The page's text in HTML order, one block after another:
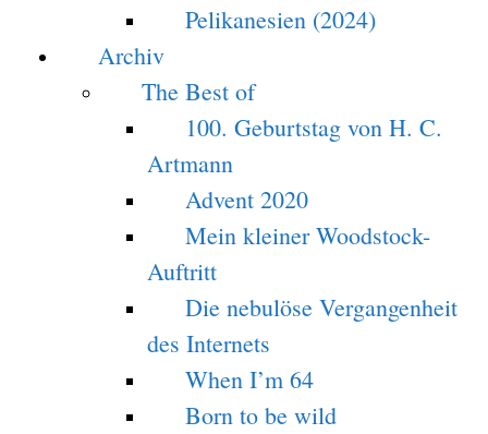
Pelikanesien (2024)
Archiv
The Best of
100. Geburtstag von H. C.
Artmann
Advent 2020
Mein kleiner Woodstock-
Auftritt
Die nebulöse Vergangenheit
des Internets
When I’m 64
Born to be wild